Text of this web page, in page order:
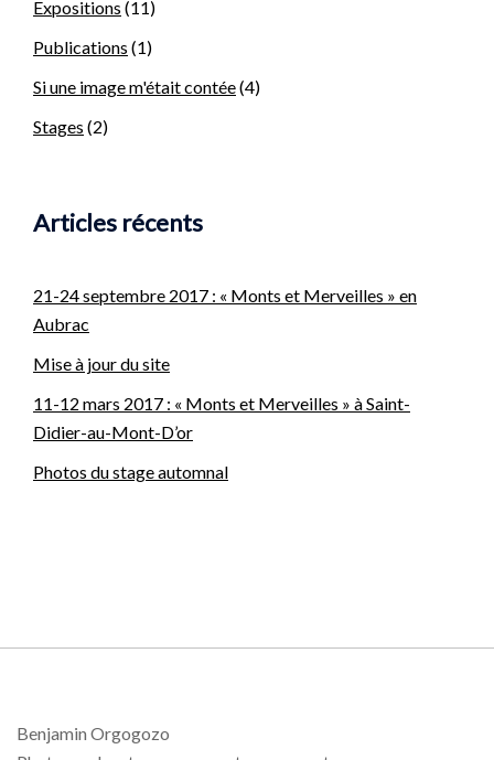
Expositions (11)
Publications (1)
Si une image m'était contée(4)
Stages (2)
Articles récents
21-24 septembre 2017 : « Monts et Merveilles » en
Aubrac
Mise à jour du site
11-12 mars 2017 : « Monts et Merveilles » à Saint-
Didier-au-Mont-D’or
Photos du stage automnal
Benjamin Orgogozo